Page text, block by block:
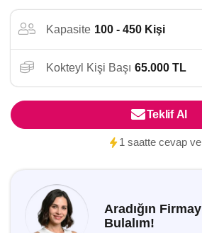
Kapasite 100 - 450 Kişi
Kokteyl Kişi Başı 65.000 TL
Teklif Al
1 saatte cevap
Aradığın
Bulalım!